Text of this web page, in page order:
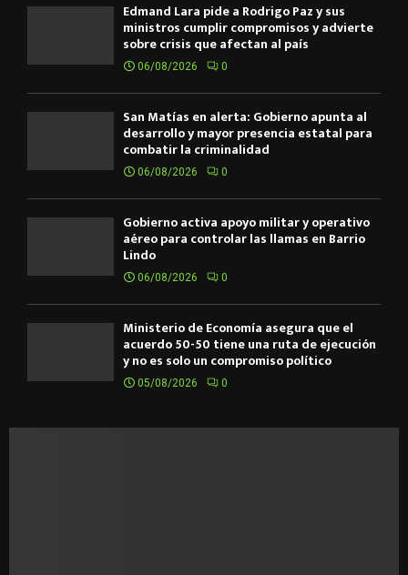
Edmand Lara pide a Rodrigo Paz y sus
ministros cumplir compromisos y advierte
sobre crisis que afectan al país
06/08/2026 0
San Matías en alerta: Gobierno apunta al
desarrollo y mayor presencia estatal para
combatir la criminalidad
06/08/2026 0
Gobierno activa apoyo militar y operativo
aéreo para controlar las llamas en Barrio
Lindo
06/08/2026 0
Ministerio de Economía asegura que el
acuerdo 50-50 tiene una ruta de ejecución
y no es solo un compromiso político
05/08/2026 0